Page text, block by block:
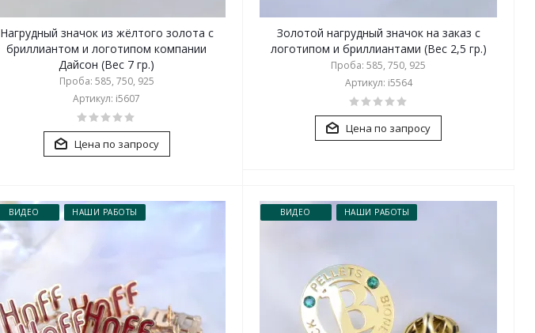
Нагрудный значок из жёлтого золота с
бриллиантом и логотипом компании
Дайсон (Вес 7 гр.)
Проба: 585, 750, 925
Артикул: i5607
Цена по запросу
Золотой нагрудный значок на заказ с
логотипом и бриллиантами (Вес 2,5 гр.)
Проба: 585, 750, 925
Артикул: i5564
Цена по запросу
ВИДЕО НАШИ РАБОТЫ ВИДЕО НАШИ РАБОТЫ